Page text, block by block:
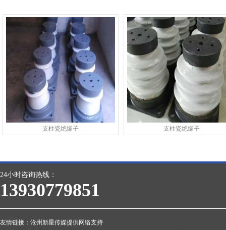
支柱瓷绝缘子 支柱瓷绝缘子
24小时咨询热线：
13930779851
友情链接： 沧州新星传媒提供网络支持